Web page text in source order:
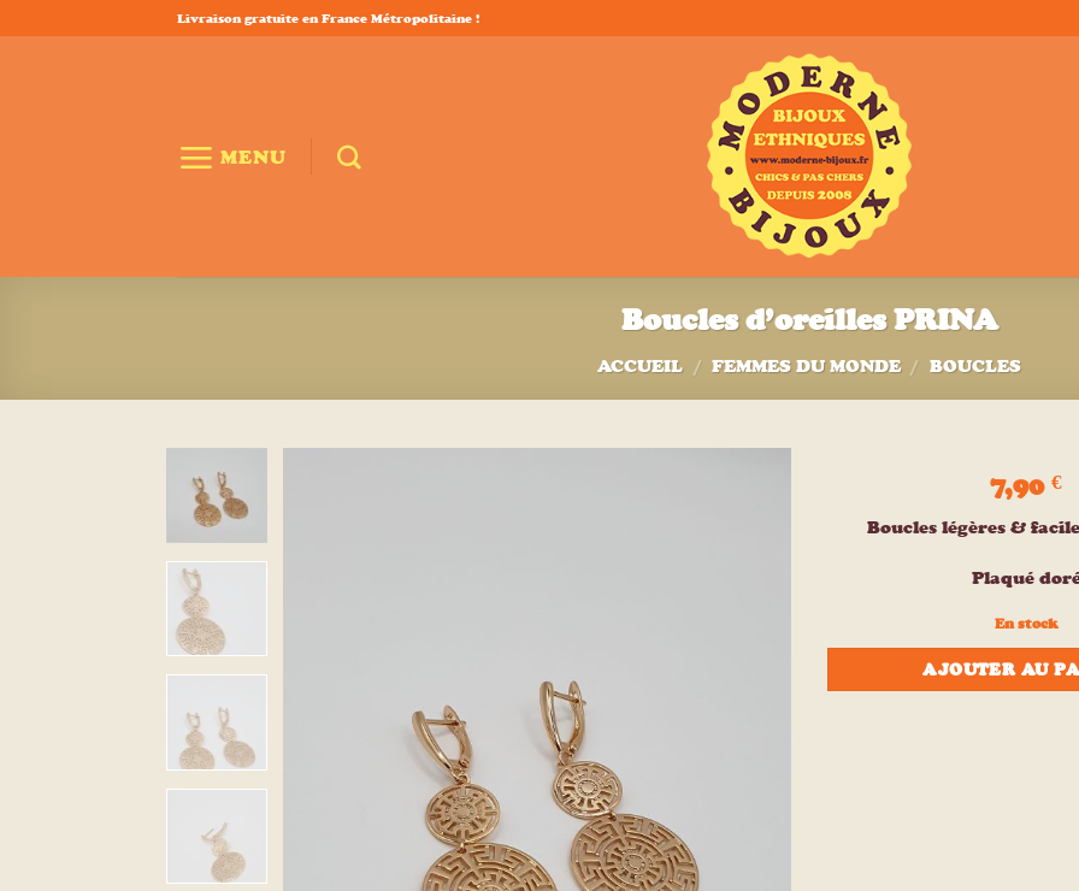
au
Livraison gratuite en France Métropolitaine !
MENU
Boucles d’oreilles PRINA
ACCUEIL / FEMMES DU MONDE / BOUCLES
7,90 €
Boucles légères &
Plaqué
En stock
AJOUTER AU